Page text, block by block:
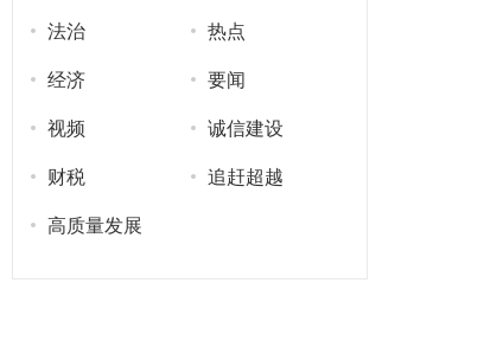
法治 热点
经济 要闻
视频 诚信建设
财税 追赶超越
高质量发展